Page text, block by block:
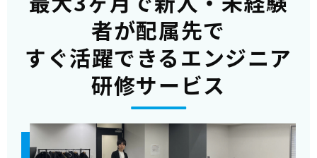
者が配属先で
すぐ活躍できるエンジニア
研修サービス